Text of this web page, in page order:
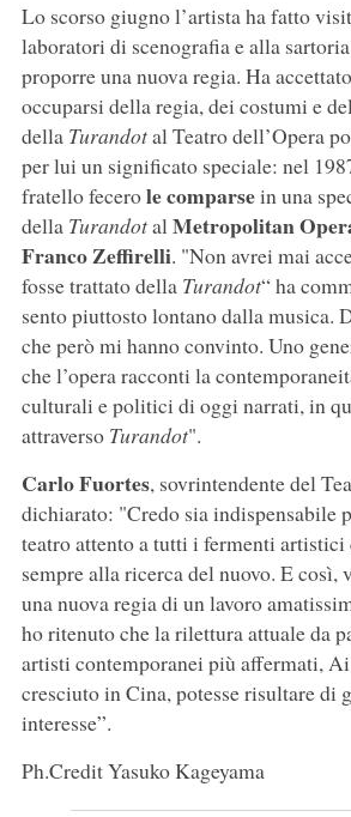
Lo scorso giugno l’artista ha fatto
laboratori di scenografia e alla
proporre una nuova regia. Ha
occuparsi della regia, dei costumi e
dellaTurandotal Teatro dell’Opera
per lui un significato speciale: nel
fratello fecerole comparsein una
della TurandotalMetropolitan
Franco Zeffirelli. "Non avrei mai
fosse trattato della Turandot“ ha
sento piuttosto lontano dalla musica.
che però mi hanno convinto. Uno
che l’opera racconti la
culturali e politici di oggi narrati, in
attraverso Turandot".
Carlo Fuortes, sovrintendente del
dichiarato: "Credo sia indispensabile
teatro attento a tutti i fermenti artistici
sempre alla ricerca del nuovo. E così,
una nuova regia di un lavoro
ho ritenuto che la rilettura attuale da
artisti contemporanei più affermati,
cresciuto in Cina, potesse risultare di
interesse”.
Ph.Credit Yasuko Kageyama